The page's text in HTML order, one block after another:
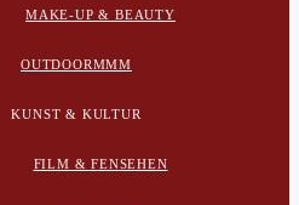
MAKE-UP & BEAUTY
OUTDOORMMM
KUNST & KULTUR
FILM & FENSEHEN